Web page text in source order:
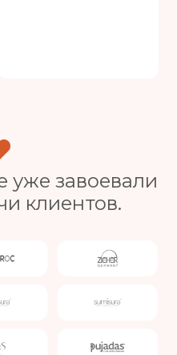
уже завоевали
клиентов.